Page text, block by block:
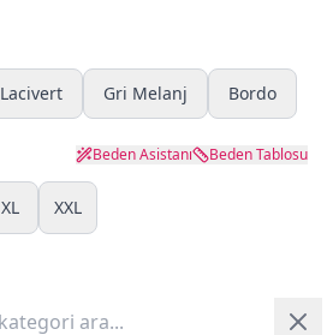
Lacivert Gri Melanj Bordo
Beden Asistanı Beden Tablosu
XL XXL